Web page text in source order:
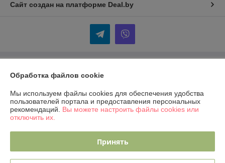
Сайт создан на платформе Deal.by
Информация для покупателя
230026 г. Гродно, переулок Победы,6
Регистрационный номер ЕГР: 590001816
Регистрационный орган: Гродненский городской исполком
Дата регистрации компании: 13.04.2001
Обработка файлов cookie
Мы используем файлы cookies для обеспечения удобства
пользователей портала и предоставления персональных
рекомендаций. Вы можете настроить файлы cookies или
отключить их.
Принять